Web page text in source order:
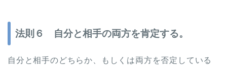
法則６ 自分と相手の両方を肯定する。
自分と相手のどちらか、もしくは両方を否定している